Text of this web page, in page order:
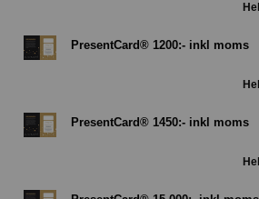
PresentCard® 1200:- inkl moms
PresentCard® 1450:- inkl moms